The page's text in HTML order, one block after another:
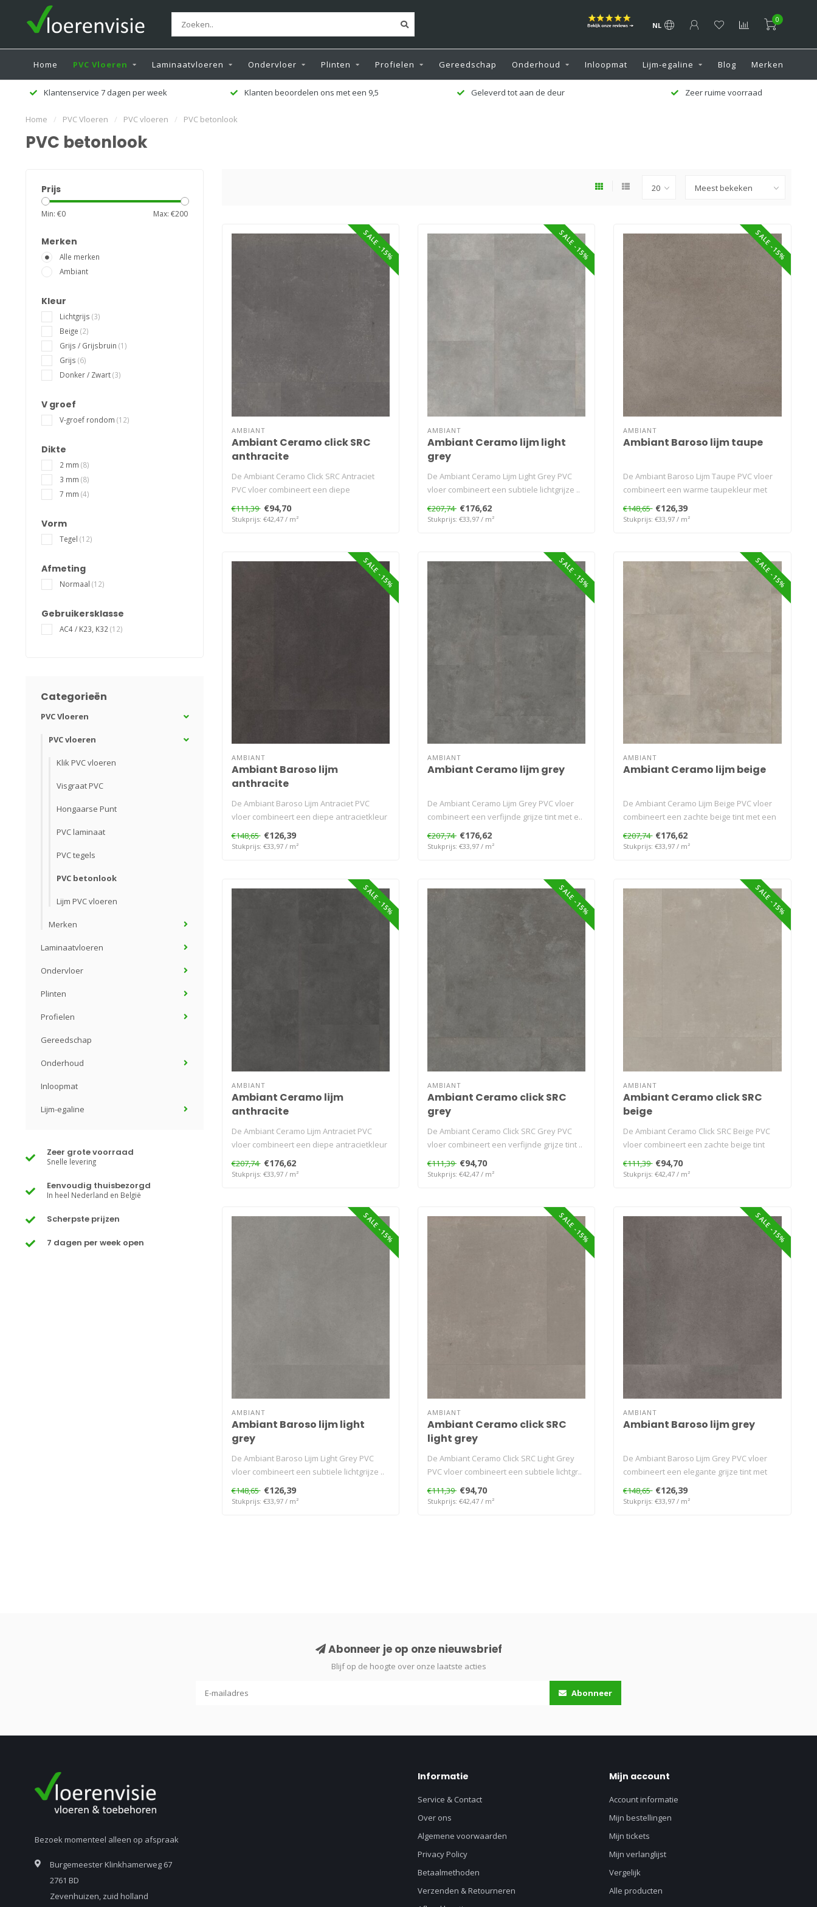
NL
0
Home PVC Vloeren Laminaatvloeren Ondervloer Plinten Profielen Gereedschap Onderhoud Inloopmat Lijm-egaline Blog Merken
Klantenservice 7 dagen per week Klanten beoordelen ons met een 9,5 Geleverd tot aan de deur Zeer ruime voorraad
Home / PVC Vloeren / PVC vloeren / PVC betonlook
PVC betonlook
Prijs
Min: €0 Max: €200
Merken
Alle merken
Ambiant
Kleur
Lichtgrijs (3)
Beige (2)
Grijs / Grijsbruin (1)
Grijs (6)
Donker / Zwart(3)
V groef
V-groef rondom (12)
Dikte
2 mm (8)
3 mm (8)
7 mm (4)
Vorm
Tegel (12)
Afmeting
Normaal (12)
Gebruikersklasse
AC4 / K23, K32 (12)
Categorieën
PVC Vloeren
PVC vloeren
Klik PVC vloeren
Visgraat PVC
Hongaarse Punt
PVC laminaat
PVC tegels
PVC betonlook
Lijm PVC vloeren
Merken
Laminaatvloeren
Ondervloer
Plinten
Profielen
Gereedschap
Onderhoud
Inloopmat
Lijm-egaline
Zeer grote voorraad
Snelle levering
Eenvoudig thuisbezorgd
In heel Nederland en België
Scherpste prijzen
7 dagen per week open
SALE -15%
AMBIANT
Ambiant Ceramo click SRC
anthracite
De Ambiant Ceramo Click SRC Antraciet
PVC vloer combineert een diepe
€111,39 €94,70
Stukprijs: €42,47 / m²
SALE -15%
AMBIANT
Ambiant Ceramo lijm light
grey
De Ambiant Ceramo Lijm Light Grey PVC
vloer combineert een subtiele lichtgrijze ..
€207,74 €176,62
Stukprijs: €33,97 / m²
SALE -15%
AMBIANT
Ambiant Baroso lijm taupe
De Ambiant Baroso Lijm Taupe PVC vloer
combineert een warme taupekleur met
€148,65 €126,39
Stukprijs: €33,97 / m²
SALE -15%
AMBIANT
Ambiant Baroso lijm
anthracite
De Ambiant Baroso Lijm Antraciet PVC
vloer combineert een diepe antracietkleur
€148,65 €126,39
Stukprijs: €33,97 / m²
SALE -15%
AMBIANT
Ambiant Ceramo lijm grey
De Ambiant Ceramo Lijm Grey PVC vloer
combineert een verfijnde grijze tint met e..
€207,74 €176,62
Stukprijs: €33,97 / m²
SALE -15%
AMBIANT
Ambiant Ceramo lijm beige
De Ambiant Ceramo Lijm Beige PVC vloer
combineert een zachte beige tint met een
€207,74 €176,62
Stukprijs: €33,97 / m²
SALE -15%
AMBIANT
Ambiant Ceramo lijm
anthracite
De Ambiant Ceramo Lijm Antraciet PVC
vloer combineert een diepe antracietkleur
€207,74 €176,62
Stukprijs: €33,97 / m²
SALE -15%
AMBIANT
Ambiant Ceramo click SRC
grey
De Ambiant Ceramo Click SRC Grey PVC
vloer combineert een verfijnde grijze tint ..
€111,39 €94,70
Stukprijs: €42,47 / m²
SALE -15%
AMBIANT
Ambiant Ceramo click SRC
beige
De Ambiant Ceramo Click SRC Beige PVC
vloer combineert een zachte beige tint
€111,39 €94,70
Stukprijs: €42,47 / m²
SALE -15%
AMBIANT
Ambiant Baroso lijm light
grey
De Ambiant Baroso Lijm Light Grey PVC
vloer combineert een subtiele lichtgrijze ..
€148,65 €126,39
Stukprijs: €33,97 / m²
SALE -15%
AMBIANT
Ambiant Ceramo click SRC
light grey
De Ambiant Ceramo Click SRC Light Grey
PVC vloer combineert een subtiele lichtgr..
€111,39 €94,70
Stukprijs: €42,47 / m²
SALE -15%
AMBIANT
Ambiant Baroso lijm grey
De Ambiant Baroso Lijm Grey PVC vloer
combineert een elegante grijze tint met
€148,65 €126,39
Stukprijs: €33,97 / m²
Abonneer je op onze nieuwsbrief
Blijf op de hoogte over onze laatste acties
Abonneer
Bezoek momenteel alleen op afspraak
Burgemeester Klinkhamerweg 67
2761 BD
Zevenhuizen, zuid holland
Informatie
Service & Contact
Over ons
Algemene voorwaarden
Privacy Policy
Betaalmethoden
Verzenden & Retourneren
Mijn account
Account informatie
Mijn bestellingen
Mijn tickets
Mijn verlanglijst
Vergelijk
Alle producten